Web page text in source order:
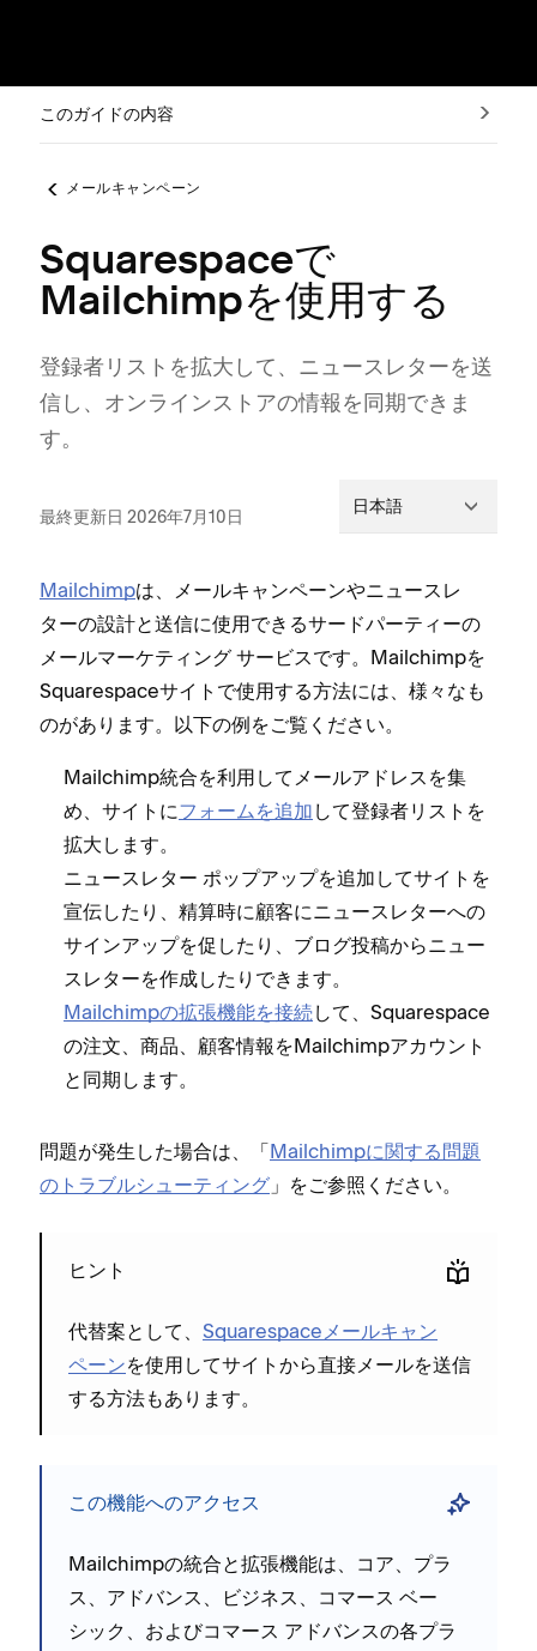
このガイドの内容
メールキャンペーン
Squarespaceで
Mailchimpを使用する
登録者リストを拡大して⁠、ニ⁠ュ⁠ースレタ⁠ーを送
信し⁠、オンラインストアの情報を同期できま
す⁠。
最終更新日 2026年7月10日 日本語
Mailchimpは⁠、メ⁠ールキ⁠ャンペ⁠ーンやニ⁠ュ⁠ースレ
タ⁠ーの設計と送信に使用できるサ⁠ードパ⁠ーテ⁠ィ⁠ーの
メ⁠ールマ⁠ーケテ⁠ィング サ⁠ービスです⁠。Mailchimpを
Squarespaceサイトで使用する方法には⁠、様⁠々なも
のがあります⁠。以下の例をご覧ください⁠。
Mailchimp統合を利用してメ⁠ールアドレスを集
め⁠、サイトにフ⁠ォ⁠ームを追加 して登録者リストを
拡大します⁠。
ニ⁠ュ⁠ースレタ⁠ー ポ⁠ップア⁠ップを追加してサイトを
宣伝したり⁠、精算時に顧客にニ⁠ュ⁠ースレタ⁠ーへの
サインア⁠ップを促したり⁠、ブログ投稿からニ⁠ュ⁠ー
スレタ⁠ーを作成したりできます⁠。
Mailchimpの拡張機能を接続して⁠、Squarespace
の注文⁠、商品⁠、顧客情報をMailchimpアカウント
と同期します⁠。
問題が発生した場合は⁠、「⁠Mailchimpに関する問題
のトラブルシ⁠ュ⁠ーテ⁠ィング ⁠」をご参照ください⁠。
ヒント
代替案として⁠、 Squarespaceメ⁠ールキ⁠ャン
ペ⁠ーンを使用してサイトから直接メ⁠ールを送信
する方法もあります⁠。
この機能へのアクセス
Mailchimpの統合と拡張機能は⁠、 コア⁠、プラ
ス⁠、アドバンス⁠、ビジネス⁠、コマ⁠ース ベ⁠ー
シ⁠ック⁠、およびコマ⁠ース アドバンスの各プラ